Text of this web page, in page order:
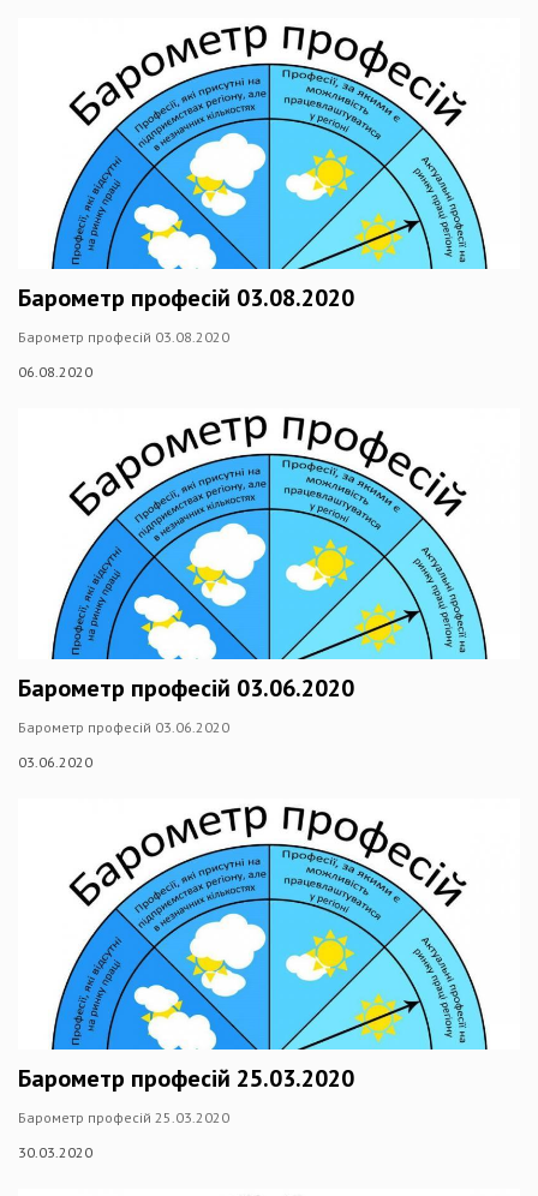
Барометр професій 03.08.2020
Барометр професій 03.08.2020
06.08.2020
Барометр професій 03.06.2020
Барометр професій 03.06.2020
03.06.2020
Барометр професій 25.03.2020
Барометр професій 25.03.2020
30.03.2020